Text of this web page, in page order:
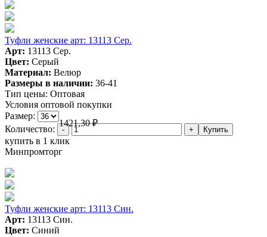
Туфли женские арт: 13113 Сер.
Арт: 13113 Сер.
Цвет: Серый
Материал: Велюр
Размеры в наличии: 36-41
Тип цены: Оптовая
Условия оптовой покупки
Размер:
1421,30₽
Количество:
купить в 1 клик
Минпромторг
Туфли женские арт: 13113 Син.
Арт: 13113 Син.
Цвет: Синий